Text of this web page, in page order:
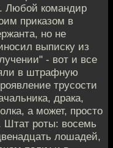
Любой командир
приказом в
но не
выписку из
- вот и все
в штрафную
трусости
драка,
а может, просто
Штат роты: восемь
лошадей,